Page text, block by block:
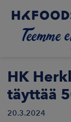
ETUSIVU
HK
täyttää
20.3.2024